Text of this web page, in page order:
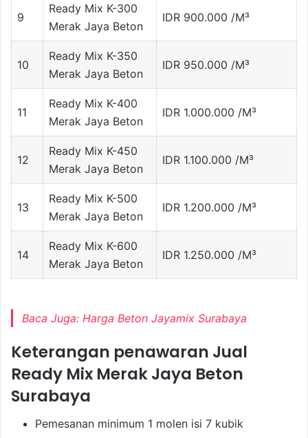
9
Ready Mix K-300
Merak Jaya Beton
IDR 900.000 /M³
10
Ready Mix K-350
Merak Jaya Beton
IDR 950.000 /M³
11
Ready Mix K-400
Merak Jaya Beton
IDR 1.000.000 /M³
12
Ready Mix K-450
Merak Jaya Beton
IDR 1.100.000 /M³
13
Ready Mix K-500
Merak Jaya Beton
IDR 1.200.000 /M³
14
Ready Mix K-600
Merak Jaya Beton
IDR 1.250.000 /M³
Baca Juga: Harga Beton Jayamix Surabaya
Keterangan penawaran Jual
Ready Mix Merak Jaya Beton
Surabaya
Pemesanan minimum 1 molen isi 7 kubik